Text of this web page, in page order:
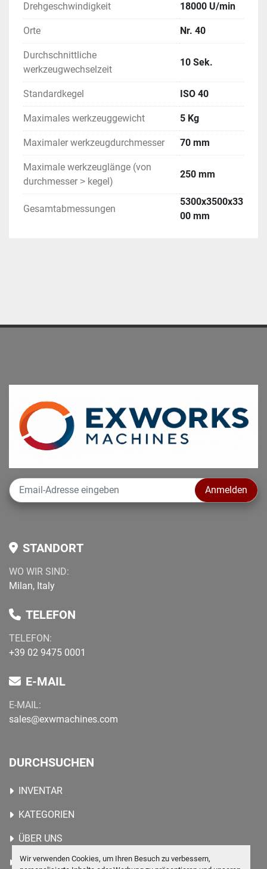
Wir verwenden Cookies, um Ihren Besuch zu verbessern,
Drehgeschwindigkeit 18000 U/min
Orte Nr. 40
Durchschnittliche
werkzeugwechselzeit
10 Sek.
Standardkegel ISO 40
Maximales werkzeuggewicht 5 Kg
Maximaler werkzeugdurchmesser 70 mm
Maximale werkzeuglänge (von
durchmesser ˃ kegel)
250 mm
Gesamtabmessungen
5300x3500x33
00 mm
Anmelden
STANDORT
WO WIR SIND:
Milan, Italy
TELEFON
TELEFON:
+39 02 9475 0001
E-MAIL
E-MAIL:
sales@exwmachines.com
DURCHSUCHEN
INVENTAR
KATEGORIEN
ÜBER UNS
KONTAKTIEREN SIE UNS